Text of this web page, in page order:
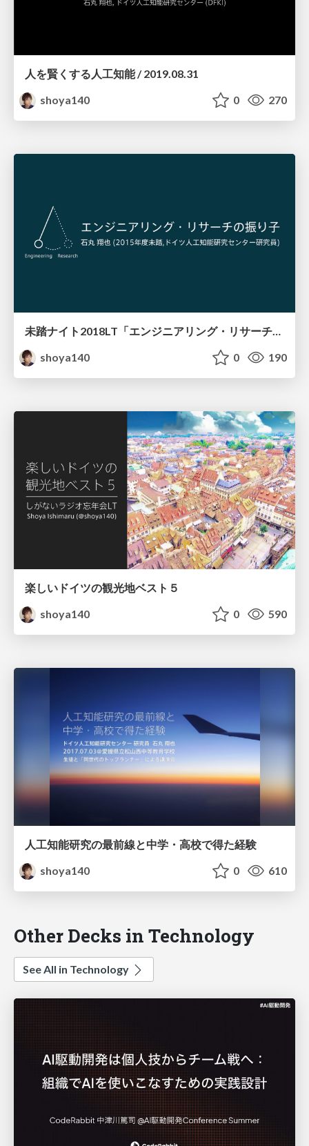
人を賢くする人工知能 / 2019.08.31
shoya140
0 270
shoya140
0 190
楽しいドイツの観光地ベスト５
shoya140
0 590
人工知能研究の最前線と中学・高校で得た経験
shoya140
0 610
Other Decks in Technology
See All in Technology